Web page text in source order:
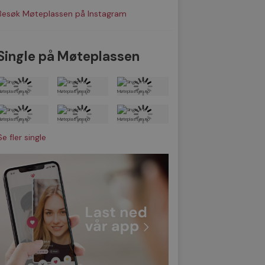
Møteplassen på Instagram
på Møteplassen
fler single